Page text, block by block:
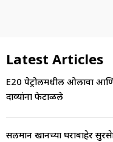
Latest Articles
E20 पेट्रोलमधील ओलावा
दाव्यांना फेटाळले
सलमान खानच्या घराबाहेर